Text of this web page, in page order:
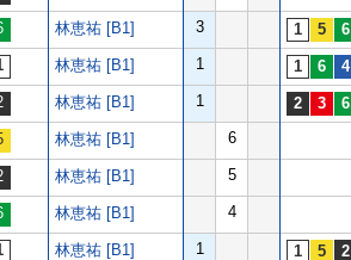
林恵祐 [B1] 3
林恵祐 [B1] 1
林恵祐 [B1] 1
林恵祐 [B1] 6
林恵祐 [B1] 5
林恵祐 [B1] 4
林恵祐 [B1] 1